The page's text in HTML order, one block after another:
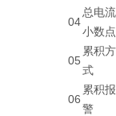
04
总电流
小数点
05
累积方
式
06
累积报
警